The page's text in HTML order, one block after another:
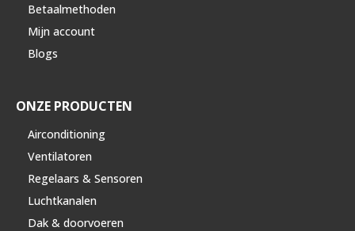
Betaalmethoden
Mijn account
Blogs
ONZE PRODUCTEN
Airconditioning
Ventilatoren
Regelaars & Sensoren
Luchtkanalen
Dak & doorvoeren